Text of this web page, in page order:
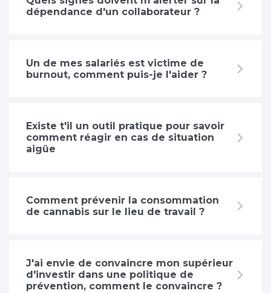
dépendance d'un collaborateur ?
Un de mes salariés est victime de
burnout, comment puis-je l'aider ?
Existe t'il un outil pratique pour savoir
comment réagir en cas de situation
aigüe
Comment prévenir la consommation
de cannabis sur le lieu de travail ?
J'ai envie de convaincre mon supérieur
d'investir dans une politique de
prévention, comment le convaincre ?